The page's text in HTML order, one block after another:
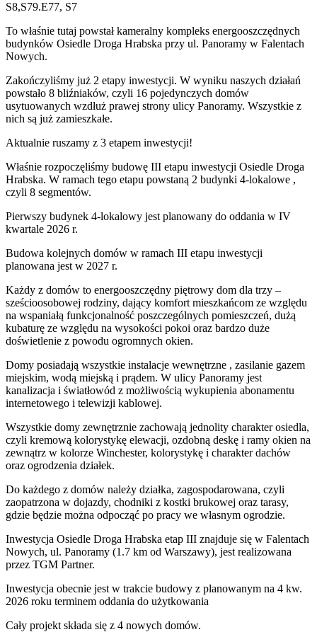
S8,S79.E77, S7
To właśnie tutaj powstał kameralny kompleks energooszczędnych
budynków Osiedle Droga Hrabska przy ul. Panoramy w Falentach
Nowych.
Zakończyliśmy już 2 etapy inwestycji. W wyniku naszych działań
powstało 8 bliźniaków, czyli 16 pojedynczych domów
usytuowanych wzdłuż prawej strony ulicy Panoramy. Wszystkie z
nich są już zamieszkałe.
Aktualnie ruszamy z 3 etapem inwestycji!
Właśnie rozpoczęliśmy budowę III etapu inwestycji Osiedle Droga
Hrabska. W ramach tego etapu powstaną 2 budynki 4-lokalowe ,
czyli 8 segmentów.
Pierwszy budynek 4-lokalowy jest planowany do oddania w IV
kwartale 2026 r.
Budowa kolejnych domów w ramach III etapu inwestycji
planowana jest w 2027 r.
Każdy z domów to energooszczędny piętrowy dom dla trzy –
sześcioosobowej rodziny, dający komfort mieszkańcom ze względu
na wspaniałą funkcjonalność poszczególnych pomieszczeń, dużą
kubaturę ze względu na wysokości pokoi oraz bardzo duże
doświetlenie z powodu ogromnych okien.
Domy posiadają wszystkie instalacje wewnętrzne , zasilanie gazem
miejskim, wodą miejską i prądem. W ulicy Panoramy jest
kanalizacja i światłowód z możliwością wykupienia abonamentu
internetowego i telewizji kablowej.
Wszystkie domy zewnętrznie zachowają jednolity charakter osiedla,
czyli kremową kolorystykę elewacji, ozdobną deskę i ramy okien na
zewnątrz w kolorze Winchester, kolorystykę i charakter dachów
oraz ogrodzenia działek.
Do każdego z domów należy działka, zagospodarowana, czyli
zaopatrzona w dojazdy, chodniki z kostki brukowej oraz tarasy,
gdzie będzie można odpocząć po pracy we własnym ogrodzie.
Inwestycja Osiedle Droga Hrabska etap III znajduje się w Falentach
Nowych, ul. Panoramy (1.7 km od Warszawy), jest realizowana
przez TGM Partner.
Inwestycja obecnie jest w trakcie budowy z planowanym na 4 kw.
2026 roku terminem oddania do użytkowania
Cały projekt składa się z 4 nowych domów.